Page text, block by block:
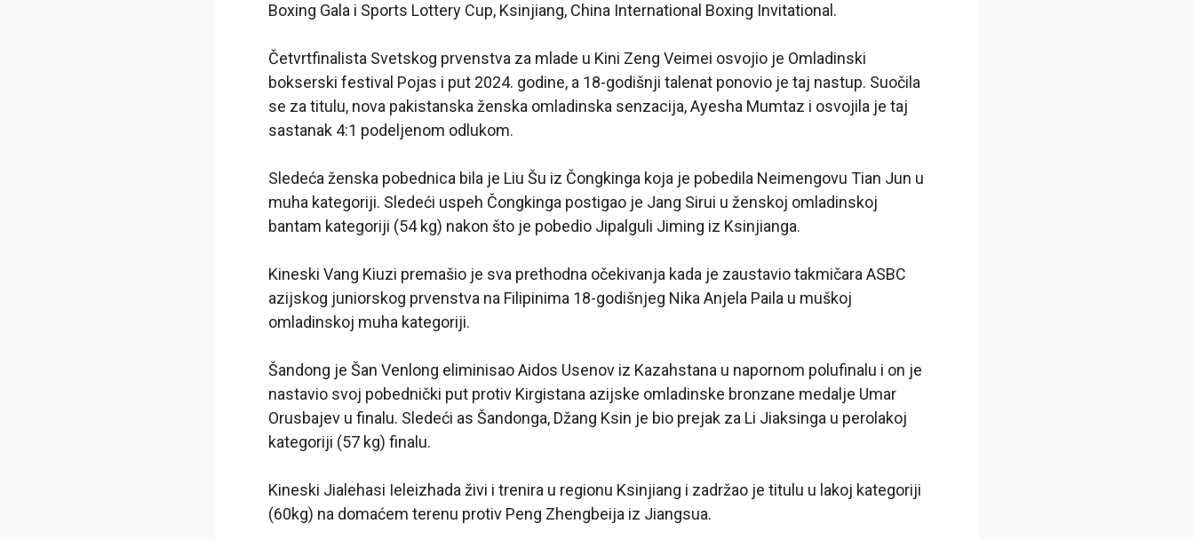
Boxing Gala i Sports Lottery Cup, Ksinjiang, China International Boxing Invitational.
Četvrtfinalista Svetskog prvenstva za mlade u Kini Zeng Veimei osvojio je Omladinski
bokserski festival Pojas i put 2024. godine, a 18-godišnji talenat ponovio je taj nastup. Suočila
se za titulu, nova pakistanska ženska omladinska senzacija, Ayesha Mumtaz i osvojila je taj
sastanak 4:1 podeljenom odlukom.
Sledeća ženska pobednica bila je Liu Šu iz Čongkinga koja je pobedila Neimengovu Tian Jun u
muha kategoriji. Sledeći uspeh Čongkinga postigao je Jang Sirui u ženskoj omladinskoj
bantam kategoriji (54 kg) nakon što je pobedio Jipalguli Jiming iz Ksinjianga.
Kineski Vang Kiuzi premašio je sva prethodna očekivanja kada je zaustavio takmičara ASBC
azijskog juniorskog prvenstva na Filipinima 18-godišnjeg Nika Anjela Paila u muškoj
omladinskoj muha kategoriji.
Šandong je Šan Venlong eliminisao Aidos Usenov iz Kazahstana u napornom polufinalu i on je
nastavio svoj pobednički put protiv Kirgistana azijske omladinske bronzane medalje Umar
Orusbajev u finalu. Sledeći as Šandonga, Džang Ksin je bio prejak za Li Jiaksinga u perolakoj
kategoriji (57 kg) finalu.
Kineski Jialehasi Ieleizhada živi i trenira u regionu Ksinjiang i zadržao je titulu u lakoj kategoriji
(60kg) na domaćem terenu protiv Peng Zhengbeija iz Jiangsua.